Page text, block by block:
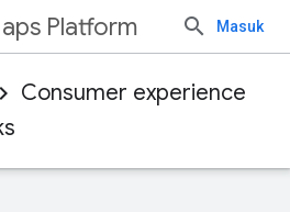
Platform Masuk
Consumer experience